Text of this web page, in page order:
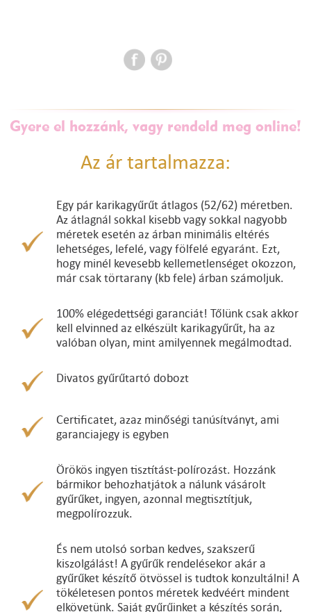
Gyere el hozzánk, vagy rendeld meg online!
Az ár tartalmazza:
Egy pár karikagyűrűt átlagos (52/62) méretben.
Az átlagnál sokkal kisebb vagy sokkal nagyobb
méretek esetén az árban minimális eltérés
lehetséges, lefelé, vagy fölfelé egyaránt. Ezt,
hogy minél kevesebb kellemetlenséget okozzon,
már csak törtarany (kb fele) árban számoljuk.
100% elégedettségi garanciát! Tőlünk csak akkor
kell elvinned az elkészült karikagyűrűt, ha az
valóban olyan, mint amilyennek megálmodtad.
Divatos gyűrűtartó dobozt
Certificatet, azaz minőségi tanúsítványt, ami
garanciajegy is egyben
Örökös ingyen tisztítást-polírozást. Hozzánk
bármikor behozhatjátok a nálunk vásárolt
gyűrűket, ingyen, azonnal megtisztítjuk,
megpolírozzuk.
És nem utolsó sorban kedves, szakszerű
kiszolgálást! A gyűrűk rendelésekor akár a
gyűrűket készítő ötvössel is tudtok konzultálni! A
tökéletesen pontos méretek kedvéért mindent
elkövetünk. Saját gyűrűinket a készítés során,